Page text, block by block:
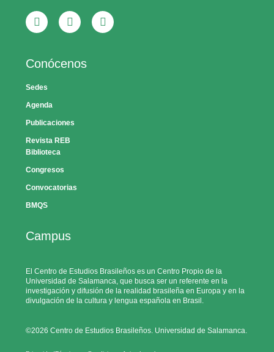
Conócenos
Sedes
Agenda
Publicaciones
Revista REB
Biblioteca
Congresos
Convocatorias
BMQS
Campus
El Centro de Estudios Brasileños es un Centro Propio de la
Universidad de Salamanca, que busca ser un referente en la
investigación y difusión de la realidad brasileña en Europa y en la
divulgación de la cultura y lengua española en Brasil.
©2026 Centro de Estudios Brasileños. Universidad de Salamanca.